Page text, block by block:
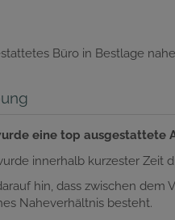
eine top ausgestattete
innerhalb kurzester Zeit
hin, dass zwischen
Naheverhältnis besteht.